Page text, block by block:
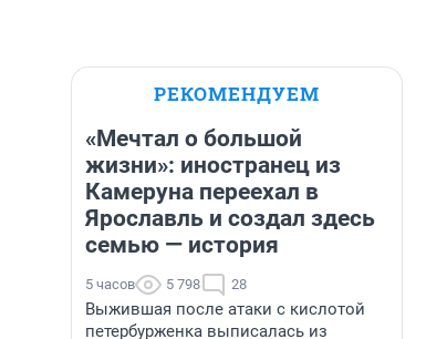
РЕКОМЕНДУЕМ
«Мечтал о большой
жизни»: иностранец из
Камеруна переехал в
Ярославль и создал здесь
семью — история
5 часов 5 798 28
Выжившая после атаки с кислотой
петербурженка выписалась из